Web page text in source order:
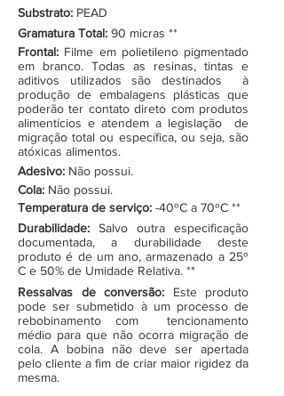
Substrato: PEAD
Gramatura Total: 90 micras **
Frontal: Filme em polietileno pigmentado
em branco. Todas as resinas, tintas e
aditivos utilizados são destinados à
produção de embalagens plásticas que
poderão ter contato direto com produtos
alimentícios e atendem a legislação de
migração total ou específica, ou seja, são
atóxicas alimentos.
Adesivo: Não possui.
Cola: Não possui.
Temperatura de serviço: -40ºC a 70ºC **
Durabilidade: Salvo outra especificação
documentada, a durabilidade deste
produto é de um ano, armazenado a 25º
C e 50% de Umidade Relativa. **
Ressalvas de conversão: Este produto
pode ser submetido à um processo de
rebobinamento com tencionamento
médio para que não ocorra migração de
cola. A bobina não deve ser apertada
pelo cliente a fim de criar maior rigidez da
mesma.